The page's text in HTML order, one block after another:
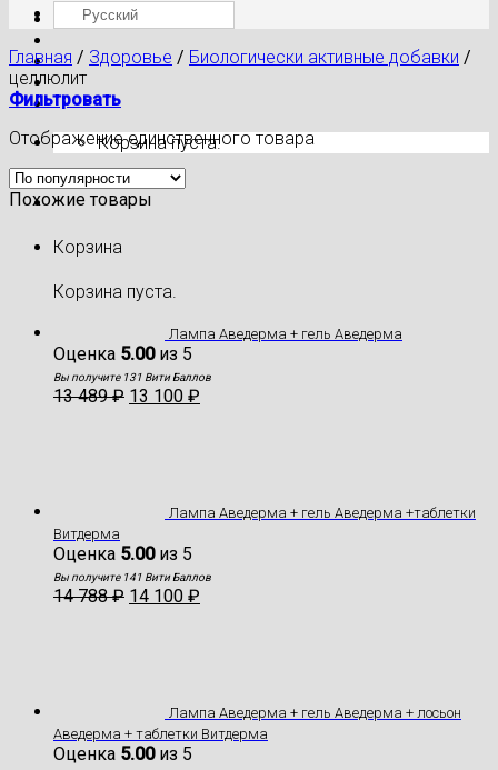
Где моя посылка?
Корзина пуста.
Корзина
Корзина пуста.
Русский
Главная / Здоровье / Биологически активные добавки /
целлюлит
Фильтровать
Отображение единственного товара
Похожие товары
Лампа Аведерма + гель Аведерма
Оценка 5.00из 5
Вы получите 131 Вити Баллов
13 489₽ 13 100 ₽
Лампа Аведерма + гель Аведерма +таблетки
Витдерма
Оценка 5.00из 5
Вы получите 141 Вити Баллов
14 788₽ 14 100 ₽
Лампа Аведерма + гель Аведерма + лосьон
Аведерма + таблетки Витдерма
Оценка 5.00из 5